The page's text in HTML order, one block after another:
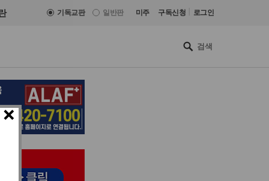
기독교판 일반판 미주 구독신청 로그인
×